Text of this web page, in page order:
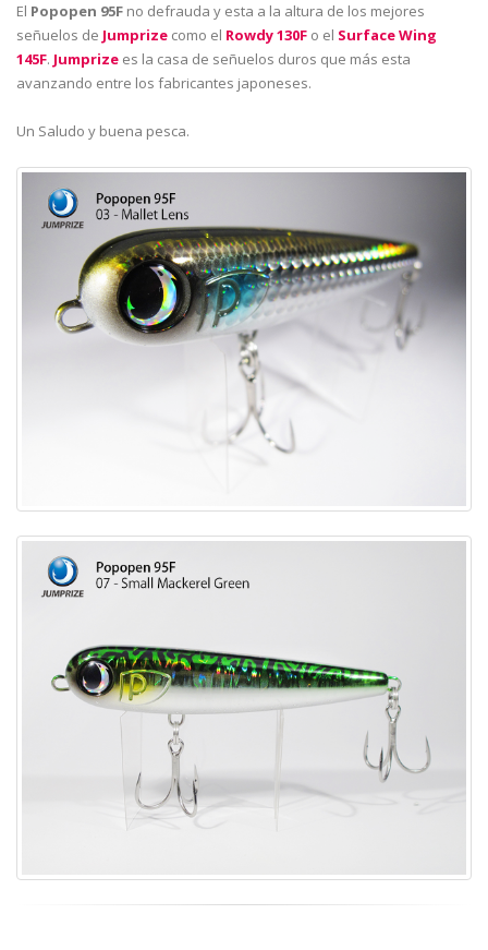
El Popopen 95F no defrauda y esta a la altura de los mejores
señuelos de Jumprize como el Rowdy 130F o el Surface Wing
145F. Jumprize es la casa de señuelos duros que más esta
avanzando entre los fabricantes japoneses.
Un Saludo y buena pesca.